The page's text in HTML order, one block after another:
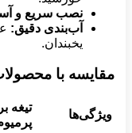
نصب سریع و
آب‌بندی دقیق:
یخبندان.
مقایسه با
ویژگی‌ها
تیغه